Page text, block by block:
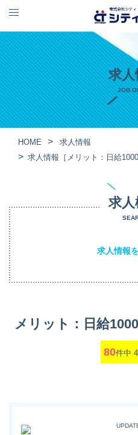
求
JOB
HOME
求人情報
求人情報［メリット：日給
求
求人情報
メリット：日給
80件中